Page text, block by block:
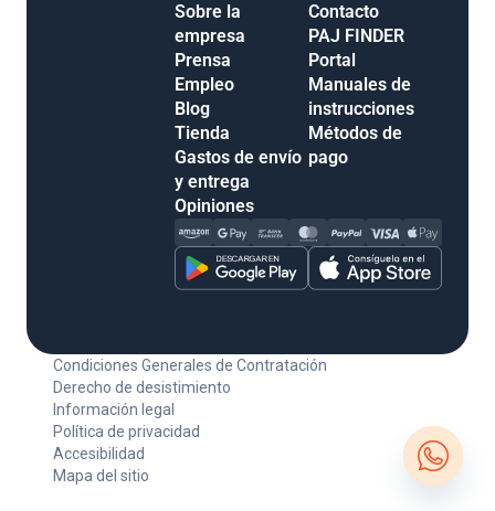
Sobre la
empresa
Prensa
Empleo
Blog
Tienda
Gastos de envío
y entrega
Opiniones
Contacto
PAJ FINDER
Portal
Manuales de
instrucciones
Métodos de
pago
Condiciones Generales de Contratación
Derecho de desistimiento
Información legal
Política de privacidad
Accesibilidad
Mapa del sitio